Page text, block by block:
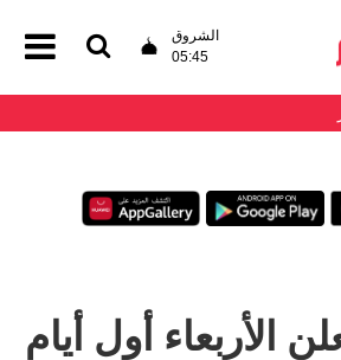
الشروق
05:45
الأربعاء أول أيام